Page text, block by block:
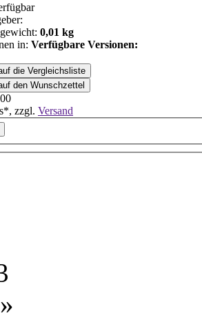
0,01 kg
in: Verfügbare Versionen:
die Vergleichsliste
den Wunschzettel
zzgl. Versand
»